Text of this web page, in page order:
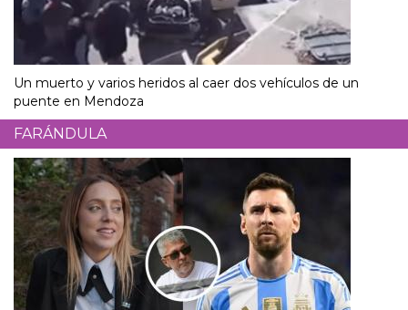
Un muerto y varios heridos al caer dos vehículos de un
puente en Mendoza
FARÁNDULA